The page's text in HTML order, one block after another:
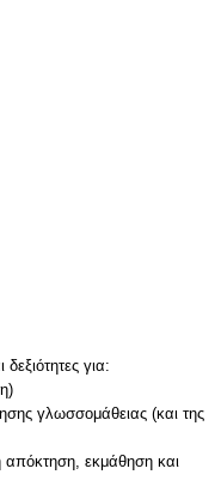
για:
γλωσσομάθειας (και της
απόκτηση, εκμάθηση και